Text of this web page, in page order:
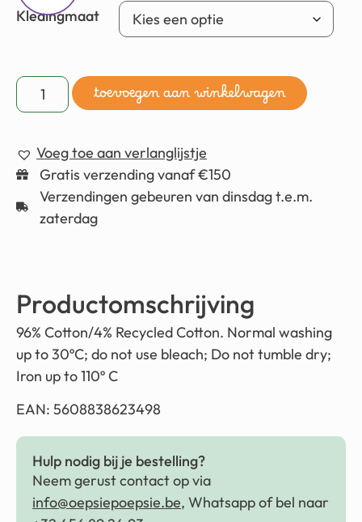
Kledingmaat
toevoegen aan winkelwagen
Voeg toe aan verlanglijstje
Gratis verzending vanaf €150
Verzendingen gebeuren van dinsdag t.e.m.
zaterdag
Productomschrijving
96% Cotton/4% Recycled Cotton. Normal washing
up to 30ºC; do not use bleach; Do not tumble dry;
Iron up to 110º C
EAN: 5608838623498
Hulp nodig bij je bestelling?
Neem gerust contact op via
info@oepsiepoepsie.be, Whatsapp of bel naar